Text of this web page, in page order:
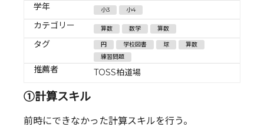
学年 小3 小4
カテゴリー 算数 数学 算数
タグ 円 学校図書 球
算数
練習問題
推薦者 TOSS柏道場
①計算スキル
前時にできなかった計算スキルを行う。